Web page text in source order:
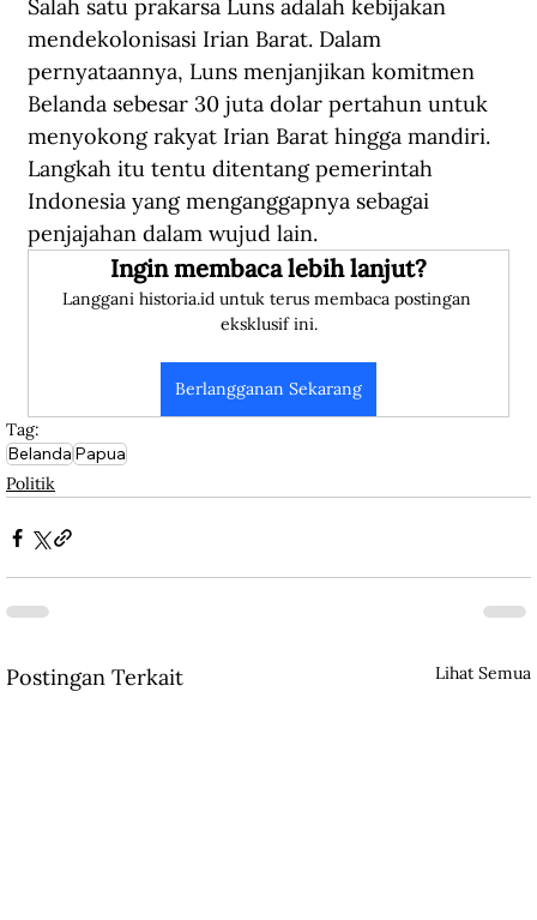
Salah satu prakarsa Luns adalah kebijakan
mendekolonisasi Irian Barat. Dalam
pernyataannya, Luns menjanjikan komitmen
Belanda sebesar 30 juta dolar pertahun untuk
menyokong rakyat Irian Barat hingga mandiri.
Langkah itu tentu ditentang pemerintah
Indonesia yang menganggapnya sebagai
penjajahan dalam wujud lain.
Ingin membaca lebih lanjut?
Langgani historia.id untuk terus membaca postingan
eksklusif ini.
Berlangganan Sekarang
Tag:
BelandaPapua
Politik
Postingan Terkait Lihat Semua